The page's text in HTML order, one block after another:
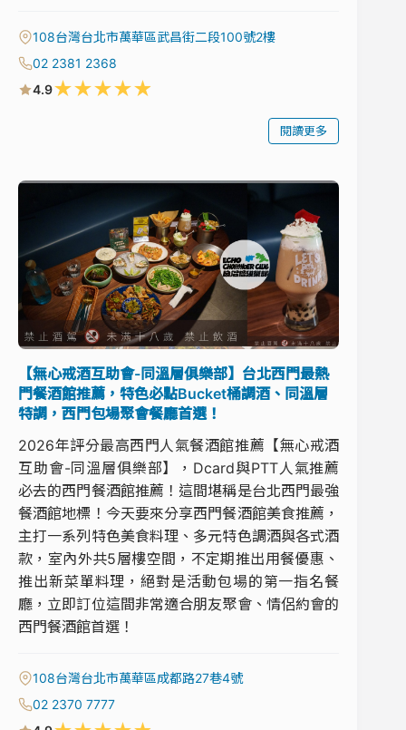
108台灣台北市萬華區武昌街二段100號2樓
02 2381 2368
4.9★★★★★
閱讀更多
【無心戒酒互助會-同溫層俱樂部】台北西門最熱
門餐酒館推薦，特色必點Bucket桶調酒、同溫層
特調，西門包場聚會餐廳首選！
2026年評分最高西門人氣餐酒館推薦【無心戒酒
互助會-同溫層俱樂部】，Dcard與PTT人氣推薦
必去的西門餐酒館推薦！這間堪稱是台北西門最強
餐酒館地標！今天要來分享西門餐酒館美食推薦，
主打一系列特色美食料理、多元特色調酒與各式酒
款，室內外共5層樓空間，不定期推出用餐優惠、
推出新菜單料理，絕對是活動包場的第一指名餐
廳，立即訂位這間非常適合朋友聚會、情侶約會的
西門餐酒館首選！
108台灣台北市萬華區成都路27巷4號
02 2370 7777